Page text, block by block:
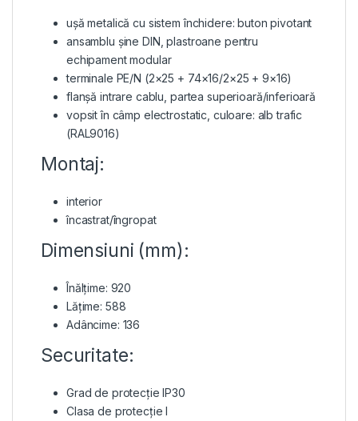
ușă metalică cu sistem închidere: buton pivotant
ansamblu șine DIN, plastroane pentru
echipament modular
terminale PE/N (2×25 + 74×16/2×25 + 9×16)
flanșă intrare cablu, partea superioară/inferioară
vopsit în câmp electrostatic, culoare: alb trafic
(RAL9016)
Montaj:
interior
încastrat/îngropat
Dimensiuni (mm):
Înălțime: 920
Lățime: 588
Adâncime: 136
Securitate:
Grad de protecție IP30
Clasa de protecție I